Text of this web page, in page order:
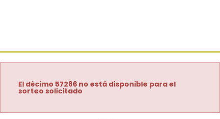
El décimo 57286 no está disponible para el
sorteo solicitado